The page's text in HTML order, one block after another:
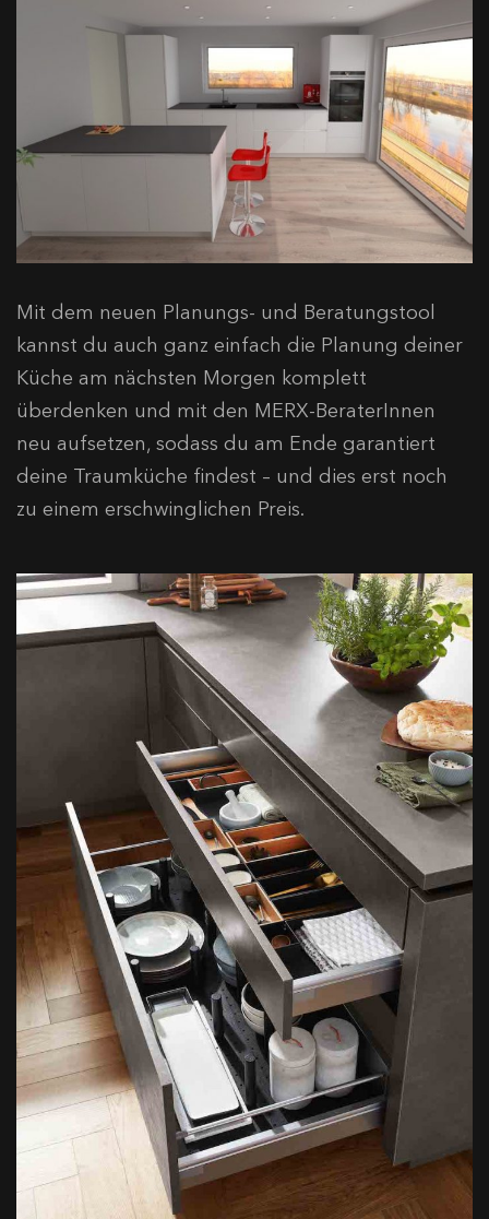
Mit dem neuen Planungs- und Beratungstool
kannst du auch ganz einfach die Planung deiner
Küche am nächsten Morgen komplett
überdenken und mit den MERX-BeraterInnen
neu aufsetzen, sodass du am Ende garantiert
deine Traumküche findest – und dies erst noch
zu einem erschwinglichen Preis.